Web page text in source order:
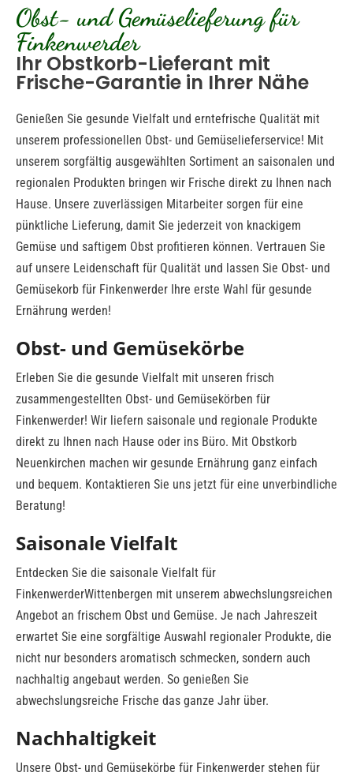
Obst- und Gemüselieferung für
Finkenwerder
Ihr Obstkorb-Lieferant mit
Frische-Garantie in Ihrer Nähe
Genießen Sie gesunde Vielfalt und erntefrische Qualität mit
unserem professionellen Obst- und Gemüselieferservice! Mit
unserem sorgfältig ausgewählten Sortiment an saisonalen und
regionalen Produkten bringen wir Frische direkt zu Ihnen nach
Hause. Unsere zuverlässigen Mitarbeiter sorgen für eine
pünktliche Lieferung, damit Sie jederzeit von knackigem
Gemüse und saftigem Obst profitieren können. Vertrauen Sie
auf unsere Leidenschaft für Qualität und lassen Sie Obst- und
Gemüsekorb für Finkenwerder Ihre erste Wahl für gesunde
Ernährung werden!
Obst- und Gemüsekörbe
Erleben Sie die gesunde Vielfalt mit unseren frisch
zusammengestellten Obst- und Gemüsekörben für
Finkenwerder! Wir liefern saisonale und regionale Produkte
direkt zu Ihnen nach Hause oder ins Büro. Mit Obstkorb
Neuenkirchen machen wir gesunde Ernährung ganz einfach
und bequem. Kontaktieren Sie uns jetzt für eine unverbindliche
Beratung!
Saisonale Vielfalt
Entdecken Sie die saisonale Vielfalt für
FinkenwerderWittenbergen mit unserem abwechslungsreichen
Angebot an frischem Obst und Gemüse. Je nach Jahreszeit
erwartet Sie eine sorgfältige Auswahl regionaler Produkte, die
nicht nur besonders aromatisch schmecken, sondern auch
nachhaltig angebaut werden. So genießen Sie
abwechslungsreiche Frische das ganze Jahr über.
Nachhaltigkeit
Unsere Obst- und Gemüsekörbe für Finkenwerder stehen für